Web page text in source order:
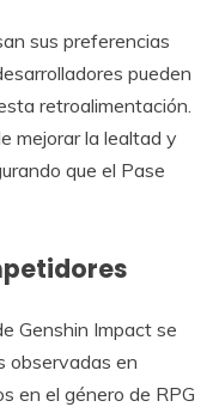
sus preferencias
pueden
retroalimentación.
mejorar la lealtad y
que el Pase
Genshin Impact se
observadas en
en el género de RPG